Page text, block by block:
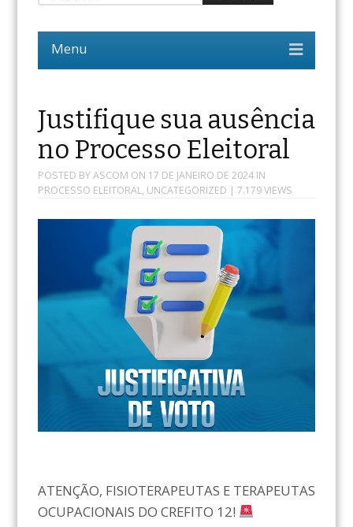
Justifique sua ausência
no Processo Eleitoral
POSTED BYASCOM ON 17 DE JANEIRO DE 2024IN
PROCESSO ELEITORAL, UNCATEGORIZED | 7.179 VIEWS
ATENÇÃO, FISIOTERAPEUTAS E TERAPEUTAS
OCUPACIONAIS DO CREFITO 12!